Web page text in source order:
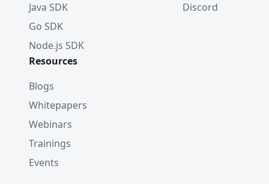
Java SDK
Go SDK
Node.js SDK
Discord
Resources
Blogs
Whitepapers
Webinars
Trainings
Events